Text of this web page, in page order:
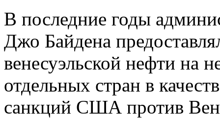
В последние годы
Джо Байдена
венесуэльской нефти на
отдельных стран в
санкций США против